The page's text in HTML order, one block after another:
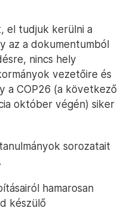
el tudjuk kerülni a
az a dokumentumból
nincs hely
vezetőire és
a COP26 (a következő
október végén) siker
sorozatait
hamarosan
készülő